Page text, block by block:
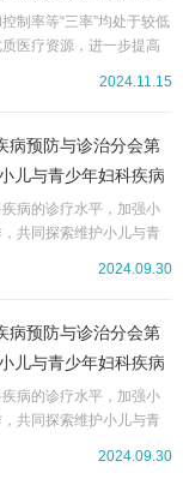
）
制率等“三率”均处于较低
医疗资源，进一步提高
省预防医学会主办，四
防控培训班暨四川省戒
成都市举办。...
2024.11.15
病预防与诊治分会第
儿与青少年妇科疾病
病的诊疗水平，加强小
共同探索维护小儿与青
儿与青少年妇科疾病预
本次学术会议将邀请国
告等形式与国...
2024.09.30
病预防与诊治分会第
儿与青少年妇科疾病
病的诊疗水平，加强小
共同探索维护小儿与青
儿与青少年妇科疾病预
2024.09.30